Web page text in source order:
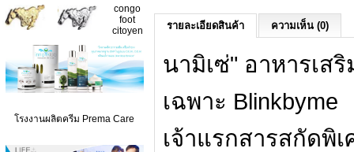
congo
foot
citoyen
โรงงานผลิตครีม Prema Care
รายละเอียดสินค้า ความเห็น (0)
นามิเซ่" อาหารเ
เฉพาะ Blinkbyme
เจ้าแรกสารสกัดพิ